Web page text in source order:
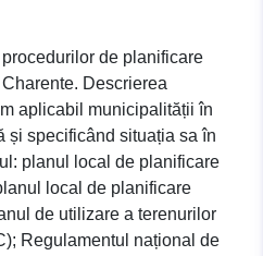
de planificare
Descrierea
aplicabil municipalității în
și specificând situația sa în
planul local de planificare
local de planificare
de utilizare a terenurilor
Regulamentul național de